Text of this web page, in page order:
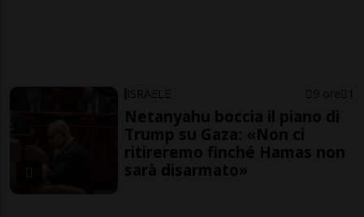
ISRAELE 9 ore 1
Netanyahu boccia il piano di
Trump su Gaza: «Non ci
ritireremo finché Hamas non
sarà disarmato»